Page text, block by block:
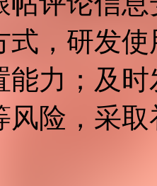
式，研发
能力；及
风险，采